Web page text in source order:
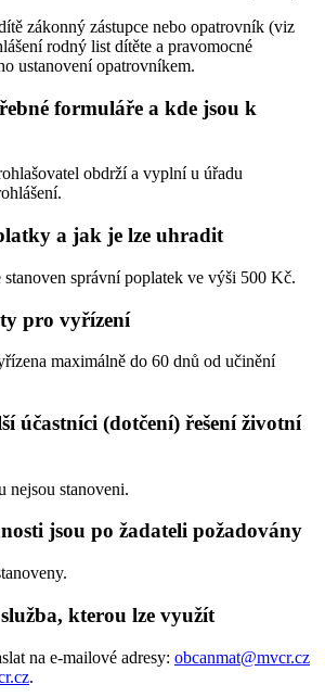
zákonný zástupce nebo opatrovník (viz
rodný list dítěte a pravomocné
ustanovení opatrovníkem.
formuláře a kde jsou k
obdrží a vyplní u úřadu
a jak je lze uhradit
správní poplatek ve výši 500 Kč.
pro vyřízení
maximálně do 60 dnů od učinění
účastníci (dotčení) řešení životní
nejsou stanoveni.
jsou po žadateli požadovány
kterou lze využít
na e-mailové adresy: obcanmat@mvcr.cz
.